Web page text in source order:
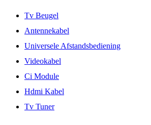
Tv Beugel
Antennekabel
Universele Afstandsbediening
Videokabel
Ci Module
Hdmi Kabel
Tv Tuner